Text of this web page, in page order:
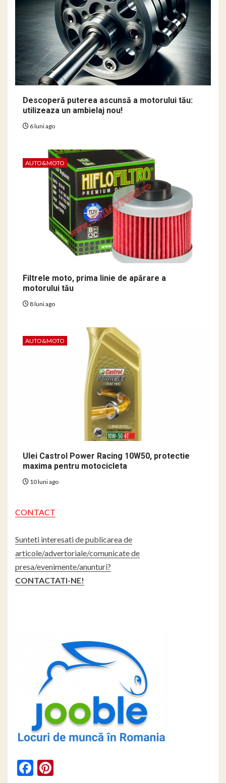
Descoperă puterea ascunsă a motorului tău:
utilizeaza un ambielaj nou!
6 luni ago
AUTO&MOTO
Filtrele moto, prima linie de apărare a
motorului tău
8 luni ago
AUTO&MOTO
Ulei Castrol Power Racing 10W50, protectie
maxima pentru motocicleta
10 luni ago
CONTACT
Sunteti interesati de publicarea de
articole/advertoriale/comunicate de
presa/evenimente/anunturi?
CONTACTATI-NE!
Facebook